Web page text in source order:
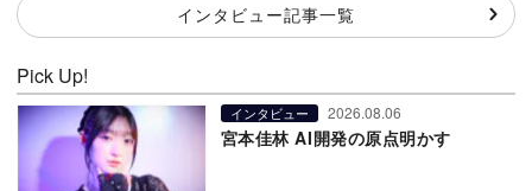
インタビュー記事一覧
Pick Up!
インタビュー 2026.08.06
宮本佳林 AI開発の原点明かす